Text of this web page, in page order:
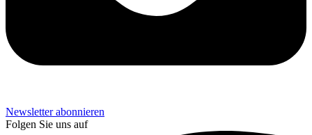
Newsletter abonnieren
Folgen Sie uns auf